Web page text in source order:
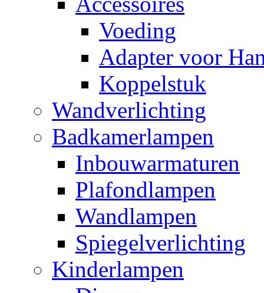
Voeding
Adapter voor
Koppelstuk
Wandverlichting
Badkamerlampen
Inbouwarmaturen
Plafondlampen
Wandlampen
Spiegelverlichting
Kinderlampen